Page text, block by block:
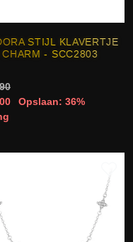
STIJL KLAVERTJE
CHARM - SCC2803
Opslaan: 36%